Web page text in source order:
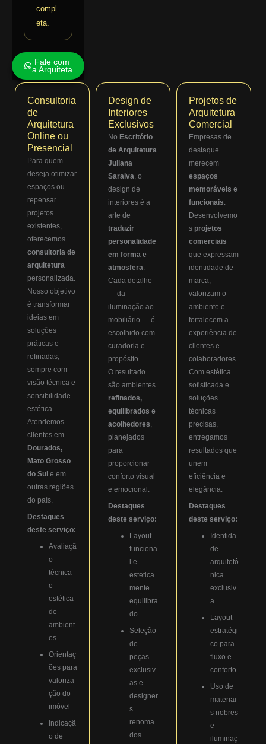
compl
eta.
Fale com
a Arquiteta
Consultoria
de
Arquitetura
Online ou
Presencial
Para quem
deseja otimizar
espaços ou
repensar
projetos
existentes,
oferecemos
consultoria de
arquitetura
personalizada.
Nosso objetivo
é transformar
ideias em
soluções
práticas e
refinadas,
sempre com
visão técnica e
sensibilidade
estética.
Atendemos
clientes em
Dourados,
Mato Grosso
do Sul e em
outras regiões
do país.
Destaques
deste serviço:
Avaliaçã
o
técnica
e
estética
de
ambient
es
Orientaç
ões para
valoriza
ção do
imóvel
Indicaçã
o de
Design de
Interiores
Exclusivos
No Escritório
de Arquitetura
Juliana
Saraiva, o
design de
interiores é a
arte de
traduzir
personalidade
em forma e
atmosfera.
Cada detalhe
— da
iluminação ao
mobiliário — é
escolhido com
curadoria e
propósito.
O resultado
são ambientes
refinados,
equilibrados e
acolhedores,
planejados
para
proporcionar
conforto visual
e emocional.
Destaques
deste serviço:
Layout
funciona
l e
estetica
mente
equilibra
do
Seleção
de
peças
exclusiv
as e
designer
s
renoma
dos
Projetos de
Arquitetura
Comercial
Empresas de
destaque
merecem
espaços
memoráveis e
funcionais.
Desenvolvemo
s projetos
comerciais
que expressam
identidade de
marca,
valorizam o
ambiente e
fortalecem a
experiência de
clientes e
colaboradores.
Com estética
sofisticada e
soluções
técnicas
precisas,
entregamos
resultados que
unem
eficiência e
elegância.
Destaques
deste serviço:
Identida
de
arquitetô
nica
exclusiv
a
Layout
estratégi
co para
fluxo e
conforto
Uso de
materiai
s nobres
e
iluminaç